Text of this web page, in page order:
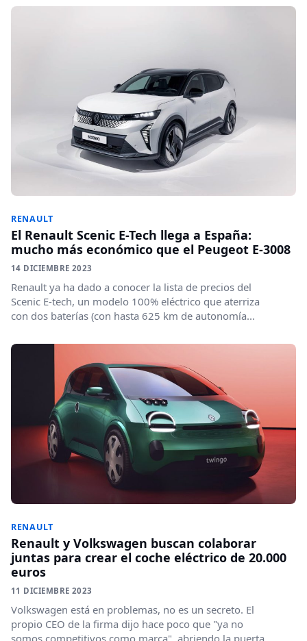
RENAULT
El Renault Scenic E-Tech llega a España:
mucho más económico que el Peugeot E-3008
14 DICIEMBRE 2023
Renault ya ha dado a conocer la lista de precios del
Scenic E-tech, un modelo 100% eléctrico que aterriza
con dos baterías (con hasta 625 km de autonomía...
RENAULT
Renault y Volkswagen buscan colaborar
juntas para crear el coche eléctrico de 20.000
euros
11 DICIEMBRE 2023
Volkswagen está en problemas, no es un secreto. El
propio CEO de la firma dijo hace poco que "ya no